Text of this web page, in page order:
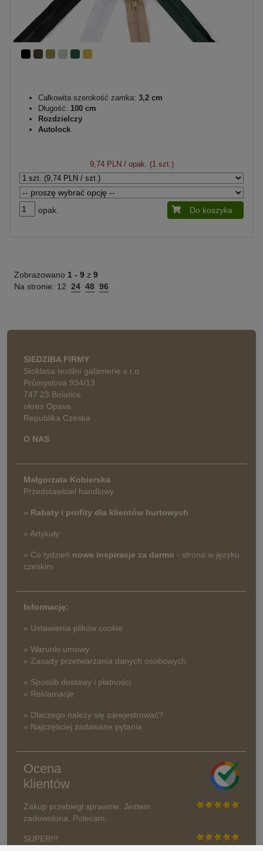
Całkowita szerokość zamka: 3,2 cm
Długość: 100 cm
Rozdzielczy
Autolock
9,74 PLN/ opak. (1 szt.)
opak. Do koszyka
Zobrazowano 1 - 9 z 9
Na stronie: 12 24 48 96
SIEDZIBA FIRMY
Stoklasa textilní galanterie s.r.o.
Průmyslová 934/13
747 23 Bolatice
okres Opava
Republika Czeska
O NAS
Małgorzata Kobierska
Przedstawiciel handlowy
» Rabaty i profity dla klientów hurtowych
» Artykuły
» Co tydzień nowe inspiracje za darmo - strona w języku
czeskim
Informację:
» Ustawienia plików cookie
» Warunki umowy
» Zasady przetwarzania danych osobowych
» Sposób dostawy i płatności
» Reklamacje
» Dlaczego należy się zarejestrować?
» Najczęściej zadawane pytania
Ocena
klientów
Zakup przebiegł sprawnie. Jestem
zadowolona. Polecam.
SUPER!!!